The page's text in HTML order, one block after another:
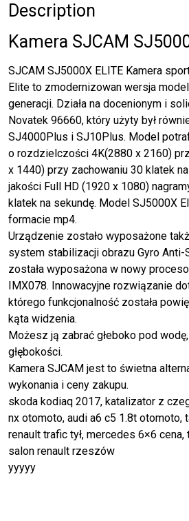
Description
Kamera SJCAM
SJCAM SJ5000X ELITE Kamera
Elite to zmodernizowan wersja
generacji. Działa na docenionym i
Novatek 96660, który użyty był
SJ4000Plus i SJ10Plus. Model
o rozdzielczości 4K(2880 x 2160)
x 1440) przy zachowaniu 30 klatek
jakości Full HD (1920 x 1080)
klatek na sekundę. Model SJ5000X
formacie mp4.
Urządzenie zostało wyposażone
system stabilizacji obrazu Gyro Anti-
została wyposażona w nowy
IMX078. Innowacyjne rozwiązanie
którego funkcjonalność została
kąta widzenia.
Możesz ją zabrać głeboko pod
głębokości.
Kamera SJCAM jest to świetna
wykonania i ceny zakupu.
skoda kodiaq 2017, katalizator z
nx otomoto, audi a6 c5 1.8t otomoto,
renault trafic tył, mercedes 6×6
salon renault rzeszów
yyyyy